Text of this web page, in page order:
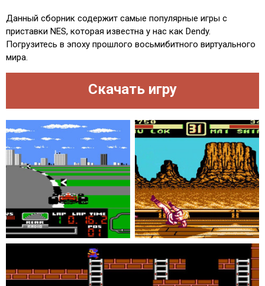
Данный сборник содержит самые популярные игры с
приставки NES, которая известна у нас как Dеndy.
Погрузитесь в эпоху прошлого восьмибитного виртуального
мира.
Скачать игру